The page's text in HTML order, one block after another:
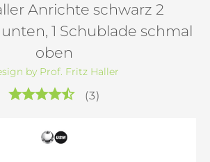
Anrichte schwarz 2
1 Schublade schmal
oben
by Prof. Fritz Haller
(3)